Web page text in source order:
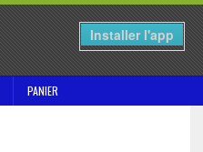
Installer l'app
PANIER